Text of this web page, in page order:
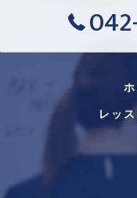
レッ